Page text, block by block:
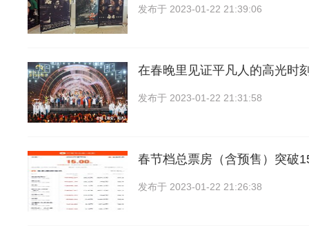
发布于 2023-01-22 21:39:06
在春晚里见证平凡人的高光时
发布于 2023-01-22 21:31:58
春节档总票房（含预售）突破
发布于 2023-01-22 21:26:38